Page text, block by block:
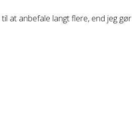
at anbefale langt flere, end jeg gør